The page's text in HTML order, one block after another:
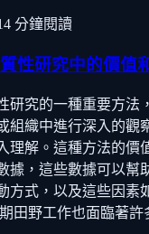
分鐘閱讀
性研究中的價值
研究的一種重要方法
組織中進行深入的觀
理解。這種方法的價
據，這些數據可以幫
方式，以及這些因素
田野工作也面臨著許